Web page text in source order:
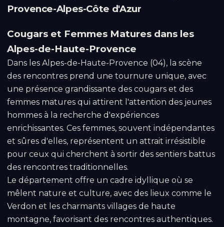
Provence-Alpes-Côte d'Azur
Cougars et Femmes Matures dans les
Alpes-de-Haute-Provence
Dans les Alpes-de-Haute-Provence (04), la scène
des rencontres prend une tournure unique, avec
une présence grandissante des cougars et des
femmes matures qui attirent l'attention des jeunes
hommes à la recherche d'expériences
enrichissantes. Ces femmes, souvent indépendantes
et sûres d'elles, représentent un attrait irrésistible
pour ceux qui cherchent à sortir des sentiers battus
des rencontres traditionnelles.
Le département offre un cadre idyllique où se
mêlent nature et culture, avec des lieux comme le
Verdon et les charmants villages de haute
montagne, favorisant des rencontres authentiques.